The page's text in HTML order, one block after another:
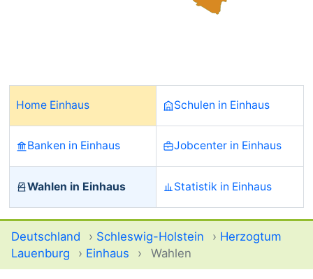
Home Einhaus Schulen in Einhaus
Banken in Einhaus Jobcenter in Einhaus
Wahlen in Einhaus Statistik in Einhaus
Deutschland › Schleswig-Holstein › Herzogtum
Lauenburg
› Einhaus › Wahlen